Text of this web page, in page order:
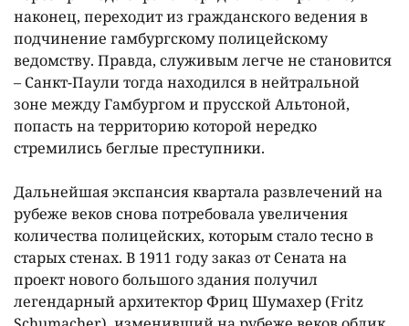
наконец, переходит из гражданского ведения в
подчинение гамбургскому полицейскому
ведомству. Правда, служивым легче не становится
– Санкт-Паули тогда находился в нейтральной
зоне между Гамбургом и прусской Альтоной,
попасть на территорию которой нередко
стремились беглые преступники.
Дальнейшая экспансия квартала развлечений на
рубеже веков снова потребовала увеличения
количества полицейских, которым стало тесно в
старых стенах. В 1911 году заказ от Сената на
проект нового большого здания получил
легендарный архитектор Фриц Шумахер (Fritz